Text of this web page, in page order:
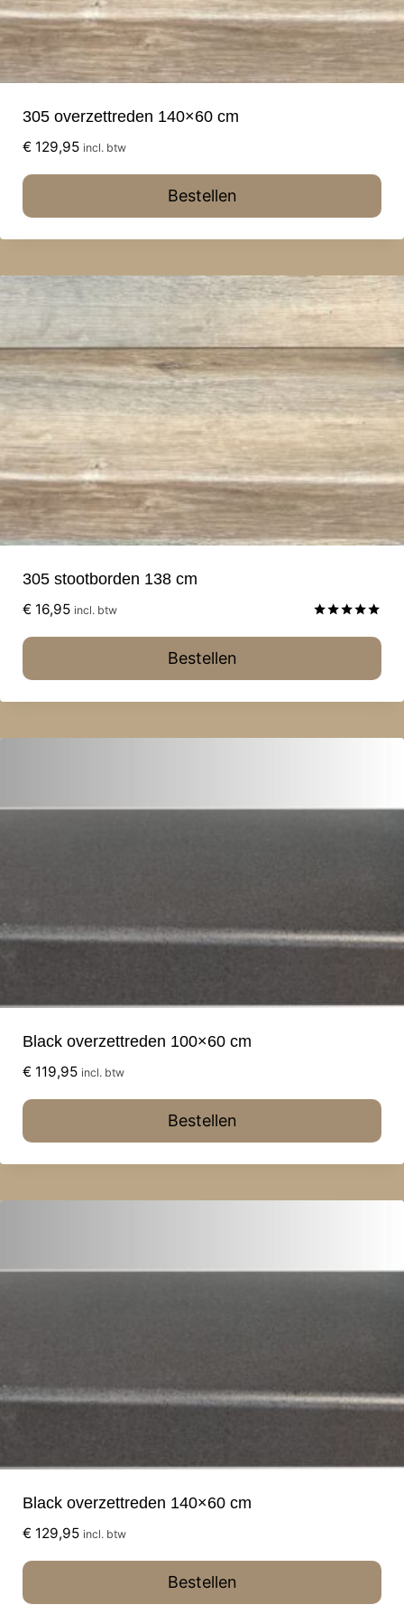
305 overzettreden 140×60 cm
€ 129,95 incl. btw
Bestellen
305 stootborden 138 cm
€ 16,95 incl. btw
Bestellen
Black overzettreden 100×60 cm
€ 119,95 incl. btw
Bestellen
Black overzettreden 140×60 cm
€ 129,95 incl. btw
Bestellen